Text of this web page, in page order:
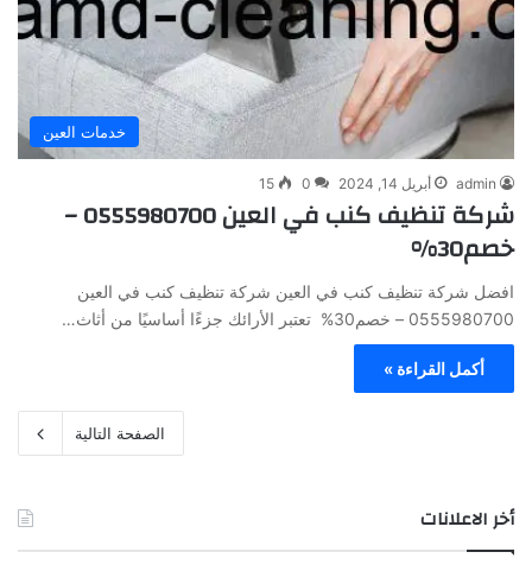
خدمات العين
admin أبريل 14, 2024 0
15
شركة تنظيف كنب في العين 0555980700 –
خصم30%
افضل شركة تنظيف كنب في العين شركة تنظيف كنب في العين
0555980700 – خصم30% تعتبر الأرائك جزءًا أساسيًا من أثاث…
أكمل القراءة »
الصفحة التالية
أخر الاعلانات